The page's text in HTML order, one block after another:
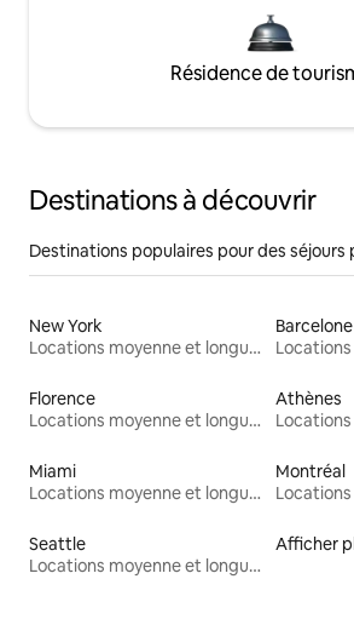
Résidence de
Destinations à découvrir
Destinations populaires pour des séjours
New York
Locations moyenne et longue durée
Barcelone
Florence
Locations moyenne et longue durée
Athènes
Miami
Locations moyenne et longue durée
Montréal
Seattle
Locations moyenne et longue durée
Afficher